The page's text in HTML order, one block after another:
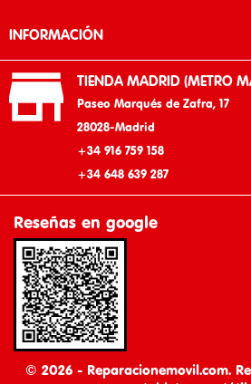
INFORMACIÓN
 TIENDA MADRID (METRO
Paseo Marqués de Zafra, 17
28028-Madrid
+34 916 759 158
+34 648 639 287
Reseñas en google
© 2026 - Reparacionemovil.com.